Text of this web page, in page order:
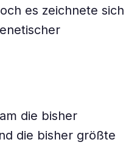
es zeichnete sich
die bisher
die bisher größte